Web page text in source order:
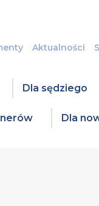
Aktualności
Dla sędziego
Dla